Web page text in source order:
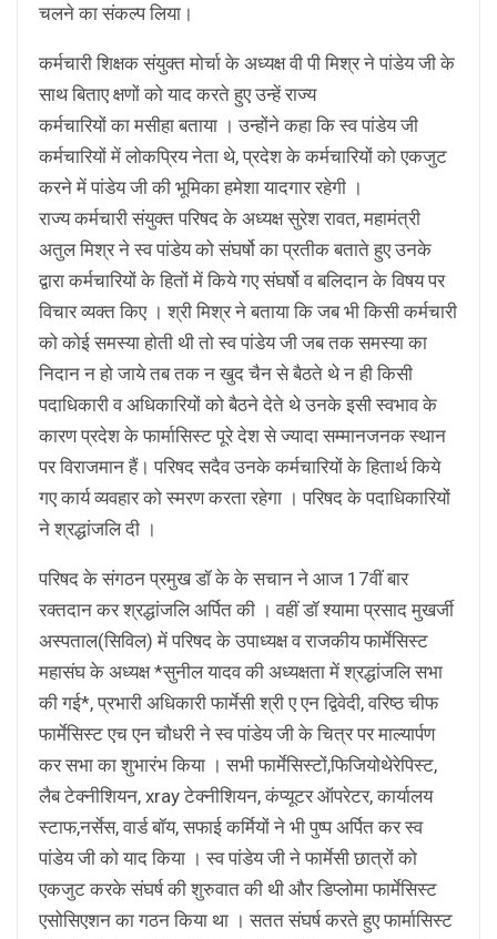
चलने का संकल्प लिया।
कर्मचारी शिक्षक संयुक्त मोर्चा के अध्यक्ष वी पी मिश्र ने पांडेय जी के
साथ बिताए क्षणों को याद करते हुए उन्हें राज्य
कर्मचारियों का मसीहा बताया । उन्होंने कहा कि स्व पांडेय जी
कर्मचारियों में लोकप्रिय नेता थे, प्रदेश के कर्मचारियों को एकजुट
करने में पांडेय जी की भूमिका हमेशा यादगार रहेगी ।
राज्य कर्मचारी संयुक्त परिषद के अध्यक्ष सुरेश रावत, महामंत्री
अतुल मिश्र ने स्व पांडेय को संघर्षो का प्रतीक बताते हुए उनके
द्वारा कर्मचारियों के हितों में किये गए संघर्षो व बलिदान के विषय पर
विचार व्यक्त किए । श्री मिश्र ने बताया कि जब भी किसी कर्मचारी
को कोई समस्या होती थी तो स्व पांडेय जी जब तक समस्या का
निदान न हो जाये तब तक न खुद चैन से बैठते थे न ही किसी
पदाधिकारी व अधिकारियों को बैठने देते थे उनके इसी स्वभाव के
कारण प्रदेश के फार्मासिस्ट पूरे देश से ज्यादा सम्मानजनक स्थान
पर विराजमान हैं। परिषद सदैव उनके कर्मचारियों के हितार्थ किये
गए कार्य व्यवहार को स्मरण करता रहेगा । परिषद के पदाधिकारियों
ने श्रद्धांजलि दी ।
परिषद के संगठन प्रमुख डॉ के के सचान ने आज 17वीं बार
रक्तदान कर श्रद्धांजलि अर्पित की । वहीं डॉ श्यामा प्रसाद मुखर्जी
अस्पताल(सिविल) में परिषद के उपाध्यक्ष व राजकीय फार्मेसिस्ट
महासंघ के अध्यक्ष *सुनील यादव की अध्यक्षता में श्रद्धांजलि सभा
की गई*, प्रभारी अधिकारी फार्मेसी श्री ए एन द्विवेदी, वरिष्ठ चीफ
फार्मेसिस्ट एच एन चौधरी ने स्व पांडेय जी के चित्र पर माल्यार्पण
कर सभा का शुभारंभ किया । सभी फार्मेसिस्टों,फिजियोथेरेपिस्ट,
लैब टेक्नीशियन, xray टेक्नीशियन, कंप्यूटर ऑपरेटर, कार्यालय
स्टाफ,नर्सेस, वार्ड बॉय, सफाई कर्मियों ने भी पुष्प अर्पित कर स्व
पांडेय जी को याद किया । स्व पांडेय जी ने फार्मेसी छात्रों को
एकजुट करके संघर्ष की शुरुवात की थी और डिप्लोमा फार्मेसिस्ट
एसोसिएशन का गठन किया था । सतत संघर्ष करते हुए फार्मासिस्ट